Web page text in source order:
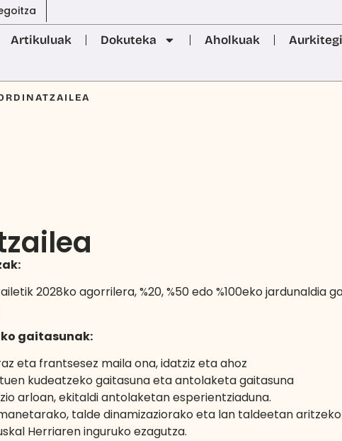
Artikuluak Dokuteka Aholkuak
2028ko agorrilera, %20, %50 edo %100eko jardunaldia
gaitasunak:
eta frantsesez maila ona, idatziz eta ahoz
kudeatzeko gaitasuna eta antolaketa gaitasuna
arloan, ekitaldi antolaketan esperientziaduna.
talde dinamizaziorako eta lan taldeetan
Herriaren inguruko ezagutza.